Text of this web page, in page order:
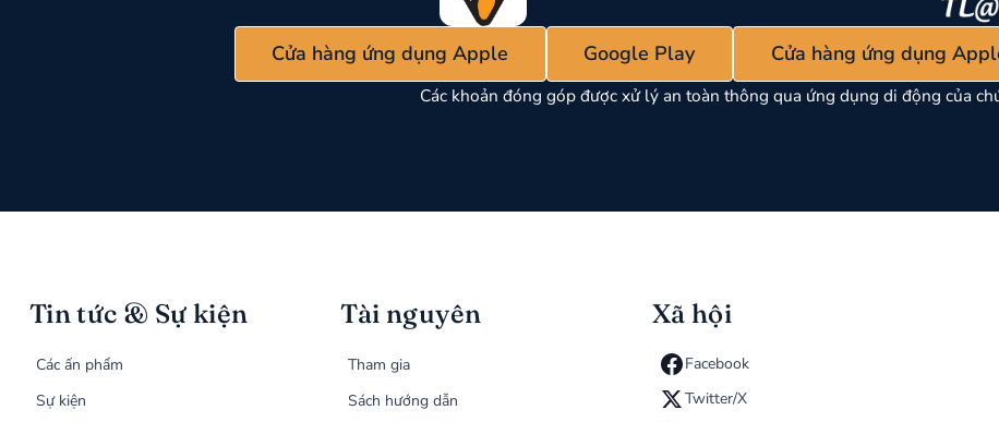
Cửa hàng ứng dụng Apple Google Play Cửa hàng ứng dụng
Các khoản đóng góp được xử lý an toàn thông qua ứng dụng di động của
Tin tức & Sự kiện
Các ấn phẩm
Sự kiện
Tài nguyên
Tham gia
Sách hướng dẫn
Xã hội
Facebook
Twitter/X